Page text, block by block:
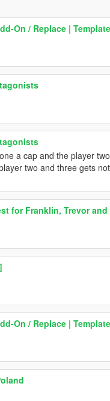
On / Replace |
a cap and the player
two and three gets
for Franklin, Trevor and
On / Replace |